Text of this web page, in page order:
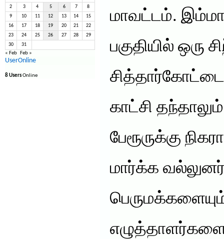
2 3 4 5 6 7 8
9 10 11 12 13 14 15
16 17 18 19 20 21 22
23 24 25 26 27 28 29
30 31
« Feb Feb »
UserOnline
8 UsersOnline
மாவட்டம்.
பகுதியில் ஒரு
காட்சி
பேரூருக்கு
மார்க்க